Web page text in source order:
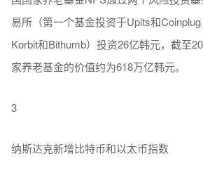
易所（第一个基金投资于Upits和
Korbit和Bithumb）投资26亿韩元，截至
家养老基金的价值约为618万亿韩元。
3
纳斯达克新增比特币和以太币指数